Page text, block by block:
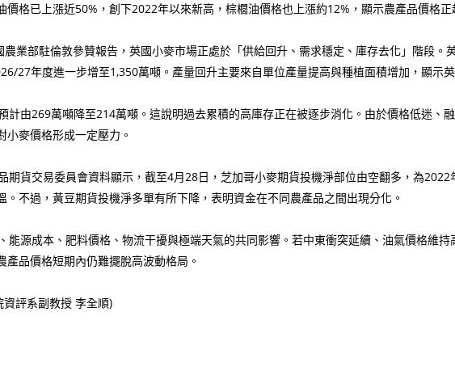
格已上漲近50%，創下2022年以來新高，棕櫚油價格也上漲約12%，顯示農產品價格
業部駐倫敦參贊報告，英國小麥市場正處於「供給回升、需求穩定、庫存去化」階段。
27年度進一步增至1,350萬噸。產量回升主要來自單位產量提高與種植面積增加，顯示
由269萬噸降至214萬噸。這說明過去累積的高庫存正在被逐步消化。由於價格低迷、
麥價格形成一定壓力。
貨交易委員會資料顯示，截至4月28日，芝加哥小麥期貨投機淨部位由空翻多，為
不過，黃豆期貨投機淨多單有所下降，表明資金在不同農產品之間出現分化。
源成本、肥料價格、物流干擾與極端天氣的共同影響。若中東衝突延續、油氣價格維
品價格短期內仍難擺脫高波動格局。
資評系副教授 李全順)